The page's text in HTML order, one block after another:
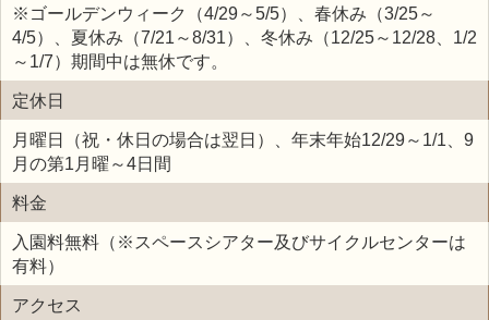
※ゴールデンウィーク（4/29～5/5）、春休み（3/25～
4/5）、夏休み（7/21～8/31）、冬休み（12/25～12/28、1/2
～1/7）期間中は無休です。
定休日
月曜日（祝・休日の場合は翌日）、年末年始12/29～1/1、9
月の第1月曜～4日間
料金
入園料無料（※スペースシアター及びサイクルセンターは
有料）
アクセス